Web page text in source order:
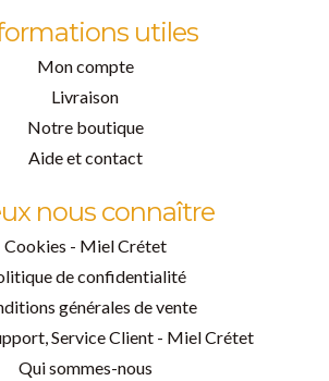
utiles
Mon compte
Livraison
Notre boutique
Aide et contact
nous connaître
Cookies - Miel Crétet
de confidentialité
générales de vente
Service Client - Miel Crétet
Qui sommes-nous